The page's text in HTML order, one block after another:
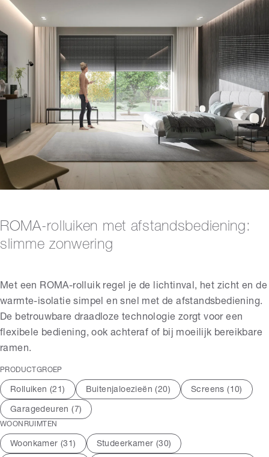
ROMA-rolluiken met afstandsbediening:
slimme zonwering
Met een ROMA-rolluik regel je de lichtinval, het zicht en de
warmte-isolatie simpel en snel met de afstandsbediening.
De betrouwbare draadloze technologie zorgt voor een
flexibele bediening, ook achteraf of bij moeilijk bereikbare
ramen.
PRODUCTGROEP
Rolluiken (21 ) Buitenjaloezieën (20 ) Screens ( 10)
Garagedeuren ( 7 )
WOONRUIMTEN
Woonkamer (31 ) Studeerkamer (30)